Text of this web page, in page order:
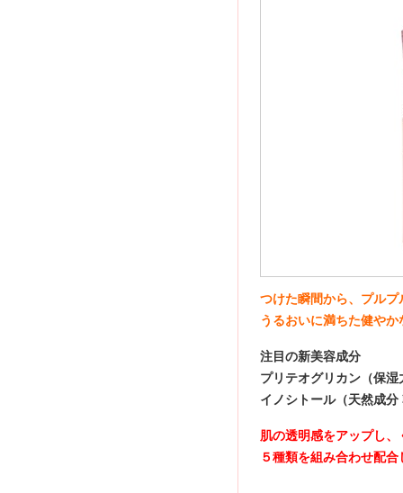
つけた瞬間から、プル
うるおいに満ちた健や
注目の新美容成分
プリテオグリカン（保
イノシトール（天然成
肌の透明感をアップし
５種類を組み合わせ配合